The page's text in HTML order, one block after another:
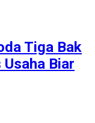
Tiga Bak
Biar